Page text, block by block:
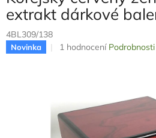
extrakt dárkové
4BL309/138
Novinka
Průměrné
5
hvězdiček.
1 hodnocení